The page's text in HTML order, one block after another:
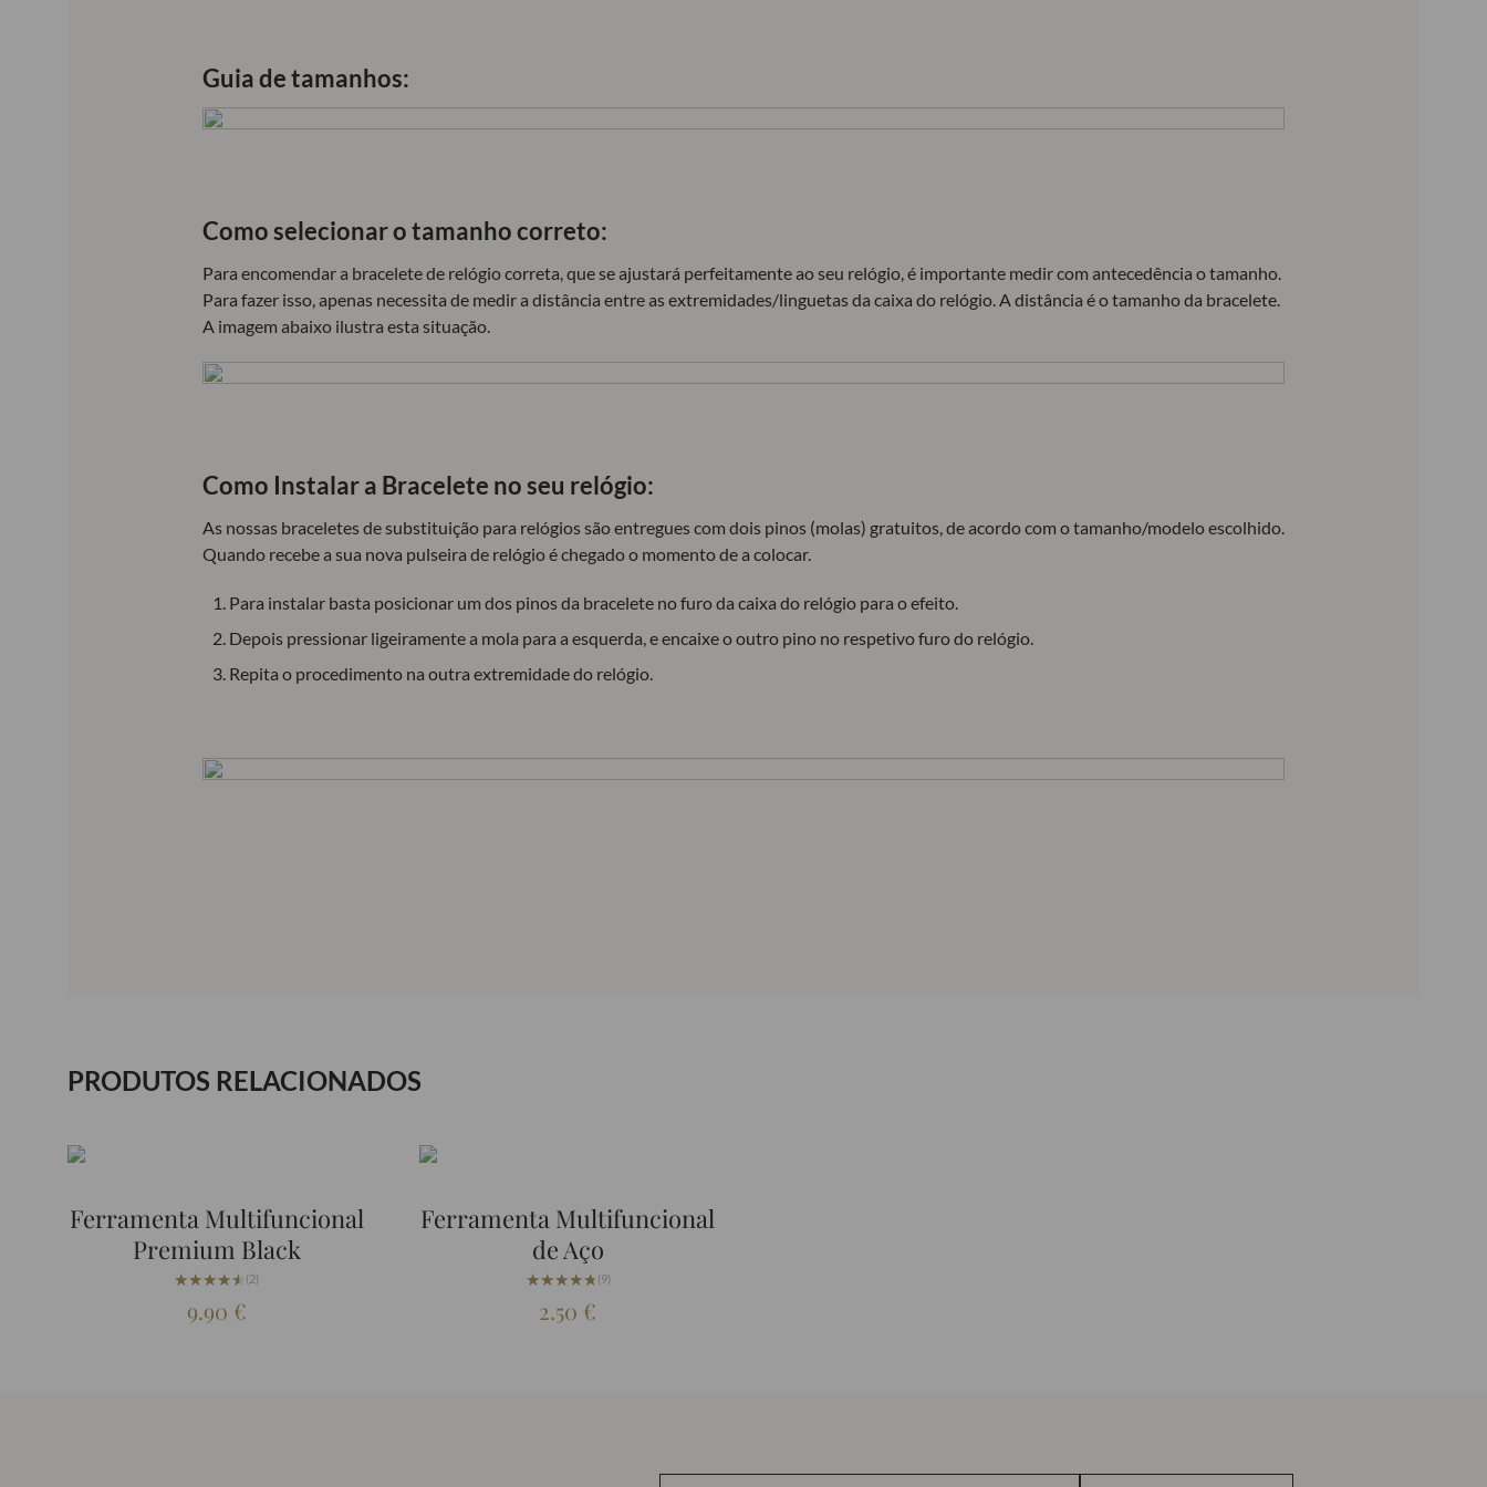
Guia de tamanhos:
Como selecionar o tamanho correto:
Para encomendar a bracelete de relógio correta, que se ajustará perfeitamente ao seu relógio, é importante medir com antecedência o tamanho.
Para fazer isso, apenas necessita de medir a distância entre as extremidades/linguetas da caixa do relógio. A distância é o tamanho da bracelete.
A imagem abaixo ilustra esta situação.
Como Instalar a Bracelete no seu relógio:
As nossas braceletes de substituição para relógios são entregues com dois pinos (molas) gratuitos, de acordo com o tamanho/modelo escolhido.
Quando recebe a sua nova pulseira de relógio é chegado o momento de a colocar.
Para instalar basta posicionar um dos pinos da bracelete no furo da caixa do relógio para o efeito.
Depois pressionar ligeiramente a mola para a esquerda, e encaixe o outro pino no respetivo furo do relógio.
Repita o procedimento na outra extremidade do relógio.
PRODUTOS RELACIONADOS
Ferramenta Multifuncional
Premium Black
★★★★★
★★★★★ (2)
9.90 €
Ferramenta Multifuncional
de Aço
★★★★★
★★★★★ (9)
2.50 €